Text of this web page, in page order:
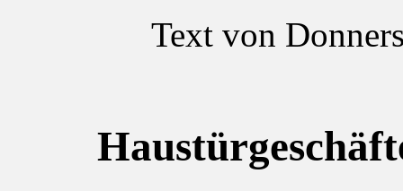
Text von